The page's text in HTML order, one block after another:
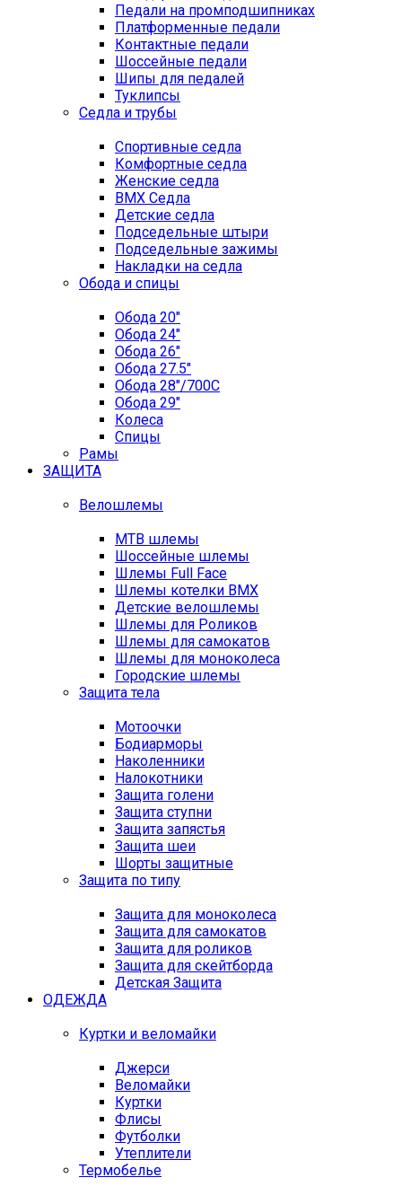
Педали на промподшипниках
Платформенные педали
Контактные педали
Шоссейные педали
Шипы для педалей
Туклипсы
Седла и трубы
Спортивные седла
Комфортные седла
Женские седла
BMX Седла
Детские седла
Подседельные штыри
Подседельные зажимы
Накладки на седла
Обода и спицы
Обода 20"
Обода 24"
Обода 26"
Обода 27.5"
Обода 28"/700C
Обода 29"
Колеса
Спицы
Рамы
ЗАЩИТА
Велошлемы
MTB шлемы
Шоссейные шлемы
Шлемы Full Face
Шлемы котелки BMX
Детские велошлемы
Шлемы для Роликов
Шлемы для самокатов
Шлемы для моноколеса
Городские шлемы
Защита тела
Мотоочки
Бодиарморы
Наколенники
Налокотники
Защита голени
Защита ступни
Защита запястья
Защита шеи
Шорты защитные
Защита по типу
Защита для моноколеса
Защита для самокатов
Защита для роликов
Защита для скейтборда
Детская Защита
ОДЕЖДА
Куртки и веломайки
Джерси
Веломайки
Куртки
Флисы
Футболки
Утеплители
Термобелье